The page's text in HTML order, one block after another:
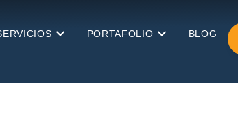
PORTAFOLIO BLOG